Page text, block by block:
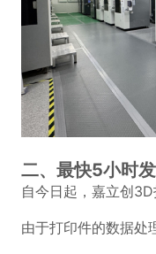
二、最快5小时
自今日起，嘉立创
由于打印件的数据处